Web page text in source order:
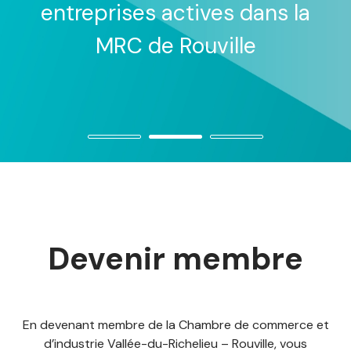
entreprises actives dans la
MRC de la Vallée-du-
Devenir membre
En devenant membre de la Chambre de commerce et
d’industrie Vallée-du-Richelieu – Rouville, vous